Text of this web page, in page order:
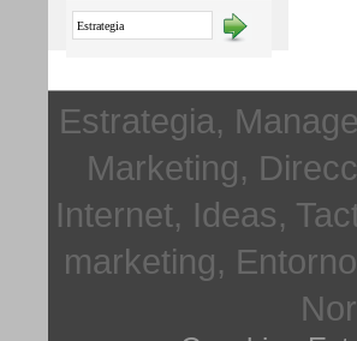
Estrategia,
Marketing,
Internet, Ideas,
marketing,